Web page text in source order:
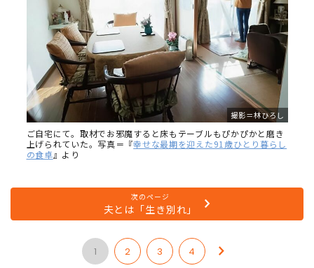
撮影＝林ひろし
ご自宅にて。取材でお邪魔すると床もテーブルもぴかぴかと磨き
上げられていた。写真＝『幸せな最期を迎えた91歳ひとり暮らし
の食卓』より
次のページ
夫とは「生き別れ」
1 2 3 4